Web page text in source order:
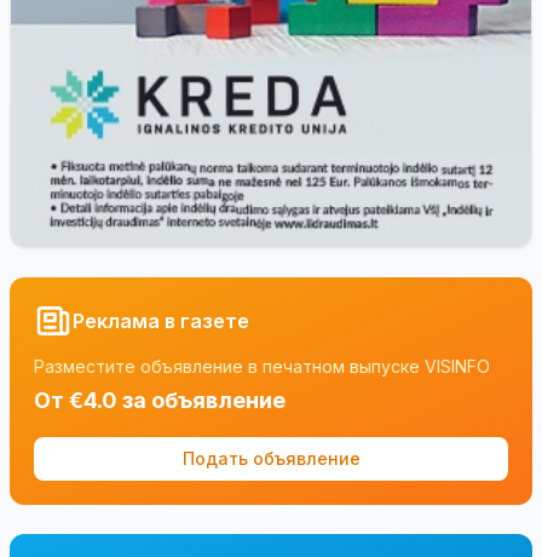
Реклама в газете
Разместите объявление в печатном выпуске VISINFO
От €4.0 за объявление
Подать объявление